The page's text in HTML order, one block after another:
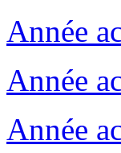
Année
Année
Année